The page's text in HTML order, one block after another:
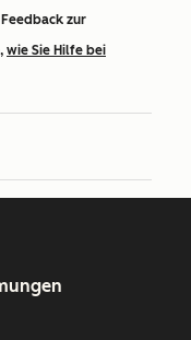
zur
wie Sie Hilfe bei